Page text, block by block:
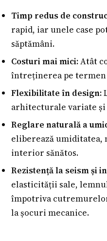
Timp redus de
rapid, iar unele case
săptămâni.
Costuri mai mici:Atât
întreținerea pe
Flexibilitate în design:
arhitecturale variate și
Reglare naturală a
eliberează umiditatea,
interior sănătos.
Rezistență la seism și
elasticității sale,
împotriva
la șocuri mecanice.